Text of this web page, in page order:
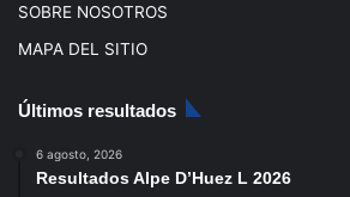
SOBRE NOSOTROS
MAPA DEL SITIO
Últimos resultados
6 agosto, 2026
Resultados Alpe D’Huez L 2026